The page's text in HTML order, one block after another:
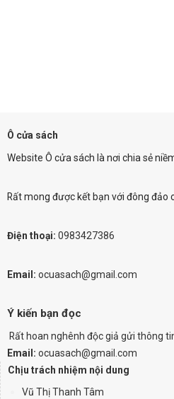
Ô cửa sách
Website Ô cửa sách là nơi chia sẻ
Rất mong được kết bạn với đông đảo
Điện thoại: 0983427386
Email: ocuasach@gmail.com
Ý kiến bạn đọc
Rất hoan nghênh độc giả gửi thông
Email: ocuasach@gmail.com
Chịu trách nhiệm nội dung
Vũ Thị Thanh Tâm